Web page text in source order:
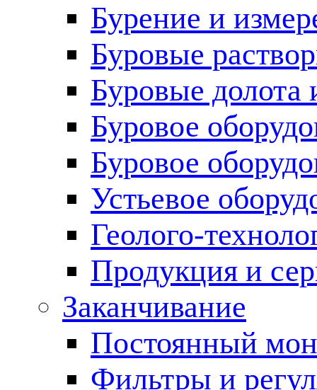
Бурение и
Буровые
Буровые долота
Буровое
Буровое
Устьевое
Геолого-
Продукция и
Заканчивание
Постоянный
Фильтры и